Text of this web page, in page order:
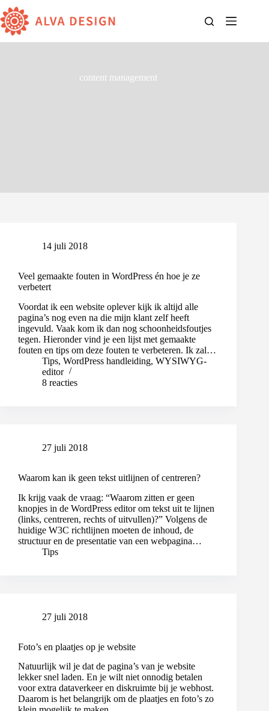
naar
de
inhoud
content management
14 juli 2018
Veel gemaakte fouten in WordPress én hoe je ze
verbetert
Voordat ik een website oplever kijk ik altijd alle
pagina’s nog even na die mijn klant zelf heeft
ingevuld. Vaak kom ik dan nog schoonheidsfoutjes
tegen. Hieronder vind je een lijst met gemaakte
fouten en tips om deze fouten te verbeteren. Ik zal…
Tips, WordPress handleiding, WYSIWYG-
editor
8 reacties
27 juli 2018
Waarom kan ik geen tekst uitlijnen of centreren?
Ik krijg vaak de vraag: “Waarom zitten er geen
knopjes in de WordPress editor om tekst uit te lijnen
(links, centreren, rechts of uitvullen)?” Volgens de
huidige W3C richtlijnen moeten de inhoud, de
structuur en de presentatie van een webpagina…
Tips
27 juli 2018
Foto’s en plaatjes op je website
Natuurlijk wil je dat de pagina’s van je website
lekker snel laden. En je wilt niet onnodig betalen
voor extra dataverkeer en diskruimte bij je webhost.
Daarom is het belangrijk om de plaatjes en foto’s zo